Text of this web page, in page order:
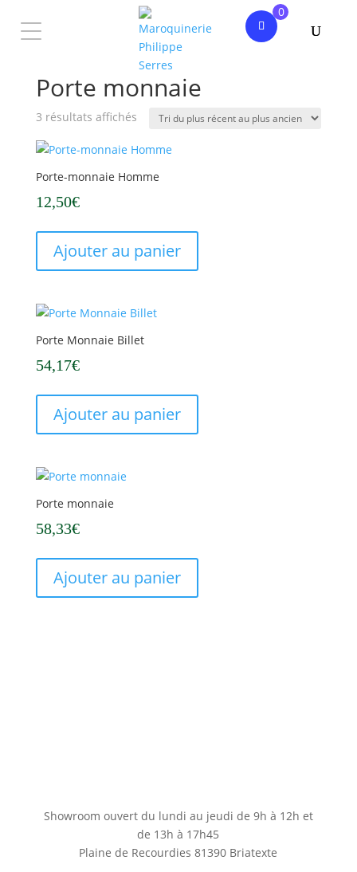
COLLECTION
FEMME
PHILIPPE
SERRES

compte
0
/ Produits identifiés “Porte monnaie”
Porte monnaie
3 résultats affichésTrié
plus
récent
Porte-monnaie Homme
12,50€
Ajouter au panier
Porte Monnaie Billet
54,17€
Ajouter au panier
Porte monnaie
58,33€
Ajouter au panier
Showroom ouvert du lundi au jeudi de 9h à 12h et
de 13h à 17h45
Plaine de Recourdies81390 Briatexte